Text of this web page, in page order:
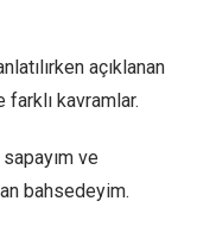
açıklanan
kavramlar.
ve
bahsedeyim.